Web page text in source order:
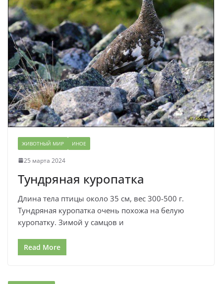
ЖИВОТНЫЙ МИР ИНОЕ
25 марта 2024
Тундряная куропатка
Длина тела птицы около 35 см, вес 300-500 г.
Тундряная куропатка очень похожа на белую
куропатку. Зимой у самцов и
Read More